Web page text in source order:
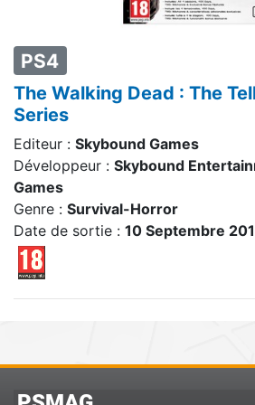
PS4
The Walking Dead : The
Series
Editeur : Skybound Games
Développeur : Skybound
Games
Genre : Survival-Horror
Date de sortie : 10 Septembre